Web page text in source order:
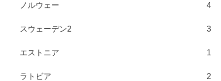
ノルウェー 4
スウェーデン2 3
エストニア 1
ラトビア 2